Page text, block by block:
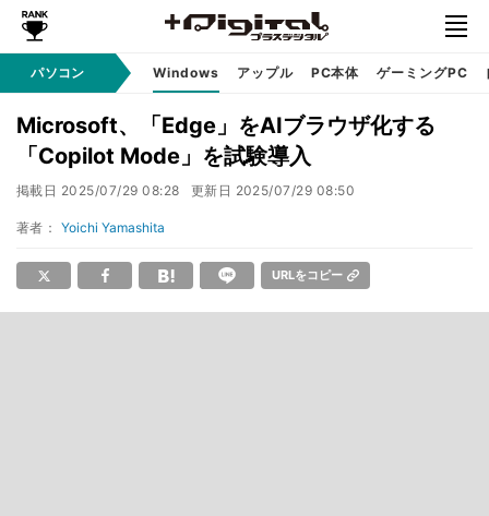
パソコン Windows アップル PC本体 ゲーミングPC
Microsoft、「Edge」をAIブラウザ化する
「Copilot Mode」を試験導入
掲載日 2025/07/29 08:28 更新日 2025/07/29 08:50
著者： Yoichi Yamashita
URLをコピー